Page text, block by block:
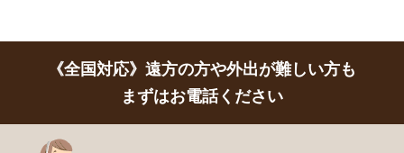
《全国対応》遠方の方や外出が難しい方も
まずはお電話ください